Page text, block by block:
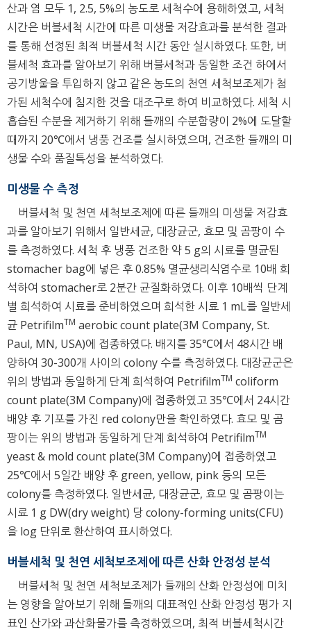
산과 염 모두 1, 2.5, 5%의 농도로 세척수에 용해하였고, 세척
시간은 버블세척 시간에 따른 미생물 저감효과를 분석한 결과
를 통해 선정된 최적 버블세척 시간 동안 실시하였다. 또한, 버
블세척 효과를 알아보기 위해 버블세척과 동일한 조건 하에서
공기방울을 투입하지 않고 같은 농도의 천연 세척보조제가 첨
가된 세척수에 침지한 것을 대조구로 하여 비교하였다. 세척 시
흡습된 수분을 제거하기 위해 들깨의 수분함량이 2%에 도달할
때까지 20℃에서 냉풍 건조를 실시하였으며, 건조한 들깨의 미
생물 수와 품질특성을 분석하였다.
미생물 수 측정
버블세척 및 천연 세척보조제에 따른 들깨의 미생물 저감효
과를 알아보기 위해서 일반세균, 대장균군, 효모 및 곰팡이 수
를 측정하였다. 세척 후 냉풍 건조한 약 5 g의 시료를 멸균된
stomacher bag에 넣은 후 0.85% 멸균생리식염수로 10배 희
석하여 stomacher로 2분간 균질화하였다. 이후 10배씩 단계
별 희석하여 시료를 준비하였으며 희석한 시료 1 mL를 일반세
균 PetrifilmTM aerobic count plate(3M Company, St.
Paul, MN, USA)에 접종하였다. 배지를 35℃에서 48시간 배
양하여 30-300개 사이의 colony 수를 측정하였다. 대장균군은
위의 방법과 동일하게 단계 희석하여 PetrifilmTM coliform
count plate(3M Company)에 접종하였고 35℃에서 24시간
배양 후 기포를 가진 red colony만을 확인하였다. 효모 및 곰
팡이는 위의 방법과 동일하게 단계 희석하여 PetrifilmTM
yeast & mold count plate(3M Company)에 접종하였고
25℃에서 5일간 배양 후 green, yellow, pink 등의 모든
colony를 측정하였다. 일반세균, 대장균군, 효모 및 곰팡이는
시료 1 g DW(dry weight) 당 colony-forming units(CFU)
을 log 단위로 환산하여 표시하였다.
버블세척 및 천연 세척보조제에 따른 산화 안정성 분석
버블세척 및 천연 세척보조제가 들깨의 산화 안정성에 미치
는 영향을 알아보기 위해 들깨의 대표적인 산화 안정성 평가 지
표인 산가와 과산화물가를 측정하였으며, 최적 버블세척시간